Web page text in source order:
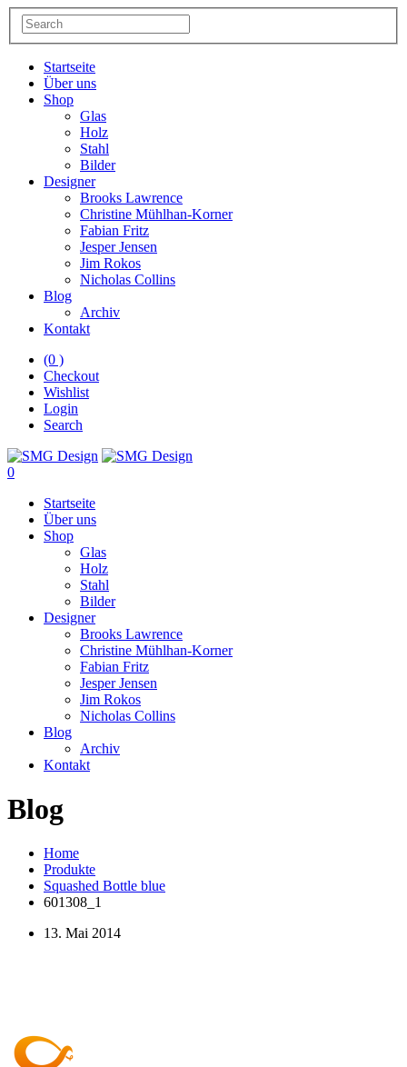
Startseite
Über uns
Shop
Glas
Holz
Stahl
Bilder
Designer
Brooks Lawrence
Christine Mühlhan-Korner
Fabian Fritz
Jesper Jensen
Jim Rokos
Nicholas Collins
Blog
Archiv
Kontakt
(0 )
Checkout
Wishlist
Login
Search
0
Startseite
Über uns
Shop
Glas
Holz
Stahl
Bilder
Designer
Brooks Lawrence
Christine Mühlhan-Korner
Fabian Fritz
Jesper Jensen
Jim Rokos
Nicholas Collins
Blog
Archiv
Kontakt
Blog
Home
Produkte
Squashed Bottle blue
601308_1
13. Mai 2014